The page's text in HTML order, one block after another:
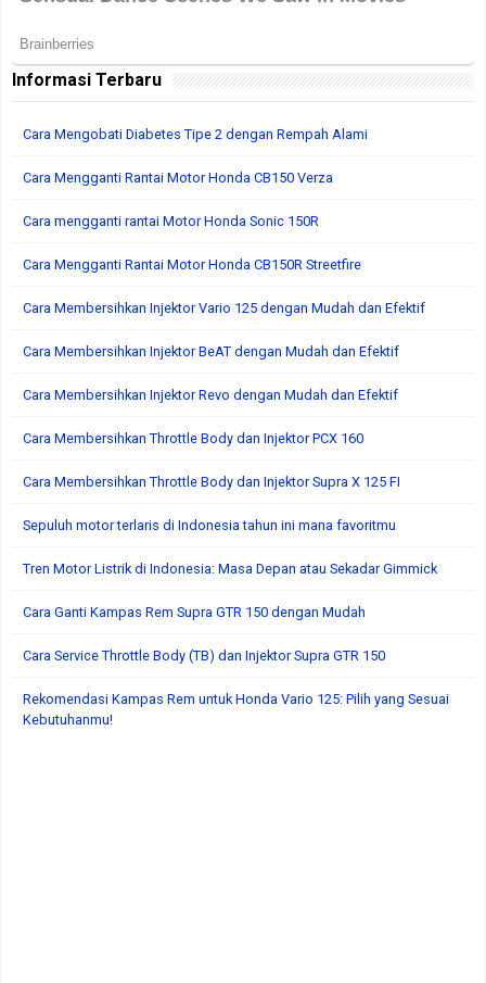
Informasi Terbaru
Cara Mengobati Diabetes Tipe 2 dengan Rempah Alami
Cara Mengganti Rantai Motor Honda CB150 Verza
Cara mengganti rantai Motor Honda Sonic 150R
Cara Mengganti Rantai Motor Honda CB150R Streetfire
Cara Membersihkan Injektor Vario 125 dengan Mudah dan Efektif
Cara Membersihkan Injektor BeAT dengan Mudah dan Efektif
Cara Membersihkan Injektor Revo dengan Mudah dan Efektif
Cara Membersihkan Throttle Body dan Injektor PCX 160
Cara Membersihkan Throttle Body dan Injektor Supra X 125 FI
Sepuluh motor terlaris di Indonesia tahun ini mana favoritmu
Tren Motor Listrik di Indonesia: Masa Depan atau Sekadar Gimmick
Cara Ganti Kampas Rem Supra GTR 150 dengan Mudah
Cara Service Throttle Body (TB) dan Injektor Supra GTR 150
Rekomendasi Kampas Rem untuk Honda Vario 125: Pilih yang Sesuai
Kebutuhanmu!